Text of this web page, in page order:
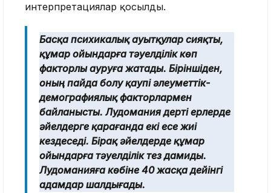
интерпретациялар қосылды.
Басқа психикалық ауытқулар сияқты,
құмар ойындарға тәуелділік көп
факторлы ауруға жатады. Біріншіден,
оның пайда болу қаупі әлеуметтік-
демографиялық факторлармен
байланысты. Лудомания дерті ерлерде
әйелдерге қарағанда екі есе жиі
кездеседі. Бірақ әйелдерде құмар
ойындарға тәуелділік тез дамиды.
Лудоманияға көбіне 40 жасқа дейінгі
адамдар шалдығады.